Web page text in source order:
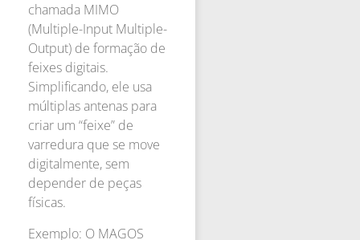
chamada MIMO
(Multiple-Input Multiple-
Output) de formação de
feixes digitais.
Simplificando, ele usa
múltiplas antenas para
criar um “feixe” de
varredura que se move
digitalmente, sem
depender de peças
físicas.
Exemplo: O MAGOS